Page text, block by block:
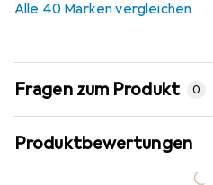
Alle 40 Marken vergleichen
Fragen zum Produkt 0
Produktbewertungen